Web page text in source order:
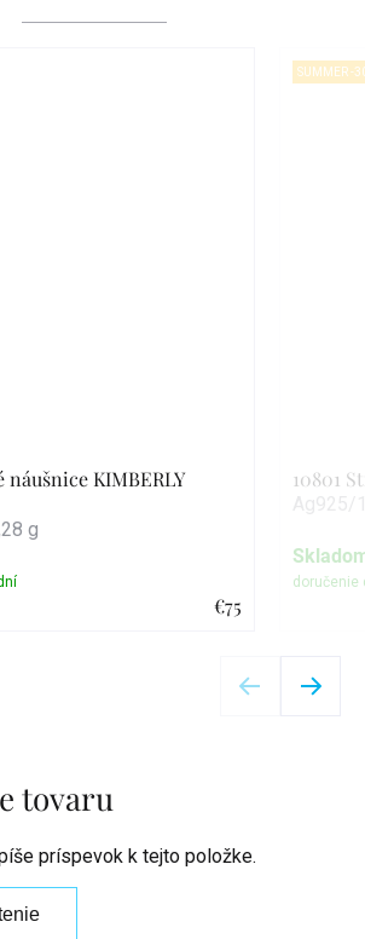
náušnice KIMBERLY
g
€75
SUMMER -
10801
tovaru
príspevok k tejto položke.